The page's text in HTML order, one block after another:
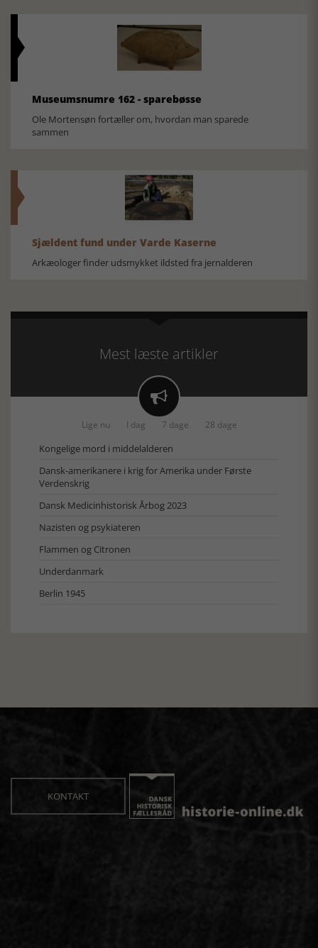
Museumsnumre 162 - sparebøsse
Ole Mortensøn fortæller om, hvordan man sparede
sammen
Sjældent fund under Varde Kaserne
Arkæologer finder udsmykket ildsted fra jernalderen
Mest læste artikler

Lige nu I dag 7 dage 28 dage
Kongelige mord i middelalderen
Dansk-amerikanere i krig for Amerika under Første
Verdenskrig
Dansk Medicinhistorisk Årbog 2023
Nazisten og psykiateren
Flammen og Citronen
Underdanmark
Berlin 1945
KONTAKT